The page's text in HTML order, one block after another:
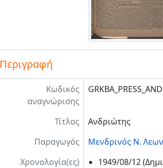
Περιγραφή
Κωδικός
αναγνώρισης
Τίτλος
Ανδριώτης
Παραγωγός
Μενδρινός Ν.
Χρονολογία(ες)
1949/08/12